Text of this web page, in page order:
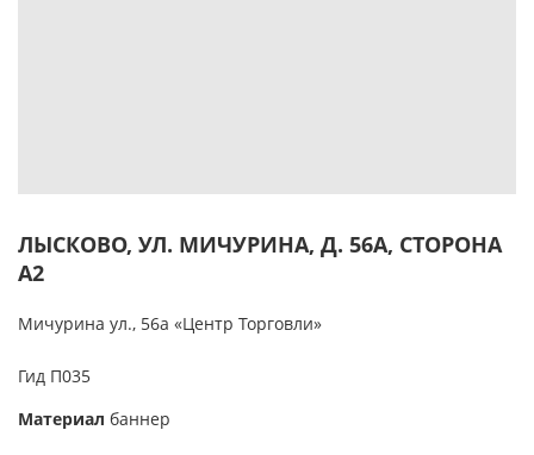
ЛЫСКОВО, УЛ. МИЧУРИНА, Д. 56А, СТОРОНА
А2
Мичурина ул., 56а «Центр Торговли»
Гид П035
Материал баннер